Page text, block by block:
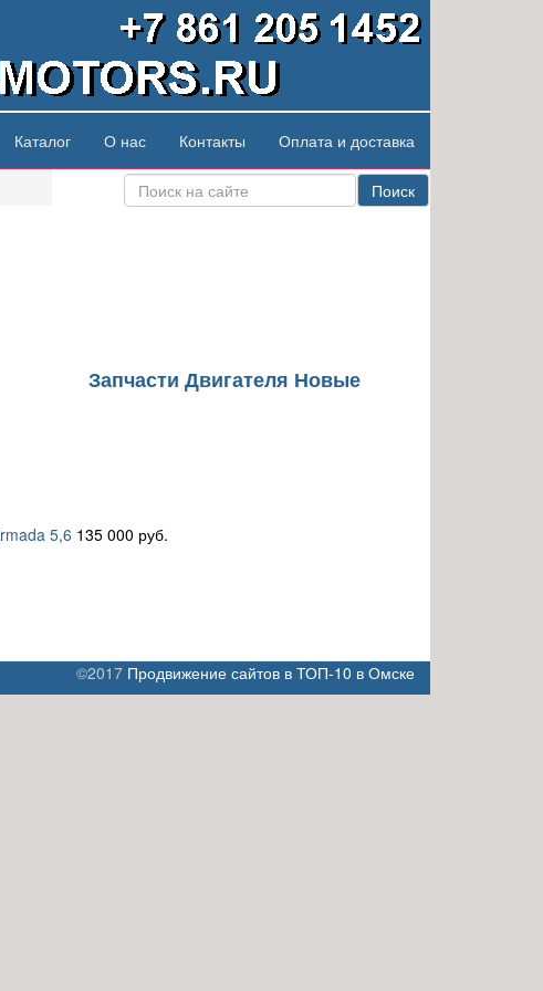
Каталог О нас Контакты Оплата и доставка
Поиск
Запчасти Двигателя Новые
5,6 135 000 руб.
©2017 Продвижение сайтов в ТОП-10 в Омске